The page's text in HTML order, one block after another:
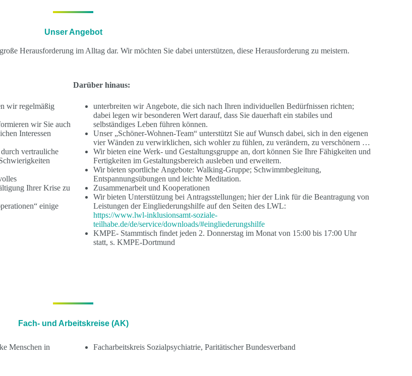
Unser Angebot
Herausforderung im Alltag dar. Wir möchten Sie dabei unterstützen, diese Herausforderung zu meistern.
wir regelmäßig
wir Sie auch
Interessen
vertrauliche
Ihrer Krise zu
einige
Darüber hinaus:
unterbreiten wir Angebote, die sich nach Ihren individuellen Bedürfnissen richten;
dabei legen wir besonderen Wert darauf, dass Sie dauerhaft ein stabiles und
selbständiges Leben führen können.
Unser „Schöner-Wohnen-Team“ unterstützt Sie auf Wunsch dabei, sich in den eigenen
vier Wänden zu verwirklichen, sich wohler zu fühlen, zu verändern, zu verschönern …
Wir bieten eine Werk- und Gestaltungsgruppe an, dort können Sie Ihre Fähigkeiten und
Fertigkeiten im Gestaltungsbereich ausleben und erweitern.
Wir bieten sportliche Angebote: Walking-Gruppe; Schwimmbegleitung,
Entspannungsübungen und leichte Meditation.
Zusammenarbeit und Kooperationen
Wir bieten Unterstützung bei Antragsstellungen; hier der Link für die Beantragung von
Leistungen der Eingliederungshilfe auf den Seiten des LWL:
https://www.lwl-inklusionsamt-soziale-
teilhabe.de/de/service/downloads/#eingliederungshilfe
KMPE- Stammtisch findet jeden 2. Donnerstag im Monat von 15:00 bis 17:00 Uhr
statt, s. KMPE-Dortmund
Fach- und Arbeitskreise (AK)
Menschen in
Facharbeitskreis Sozialpsychiatrie, Paritätischer Bundesverband